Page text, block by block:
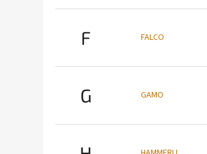
F FALCO
G GAMO